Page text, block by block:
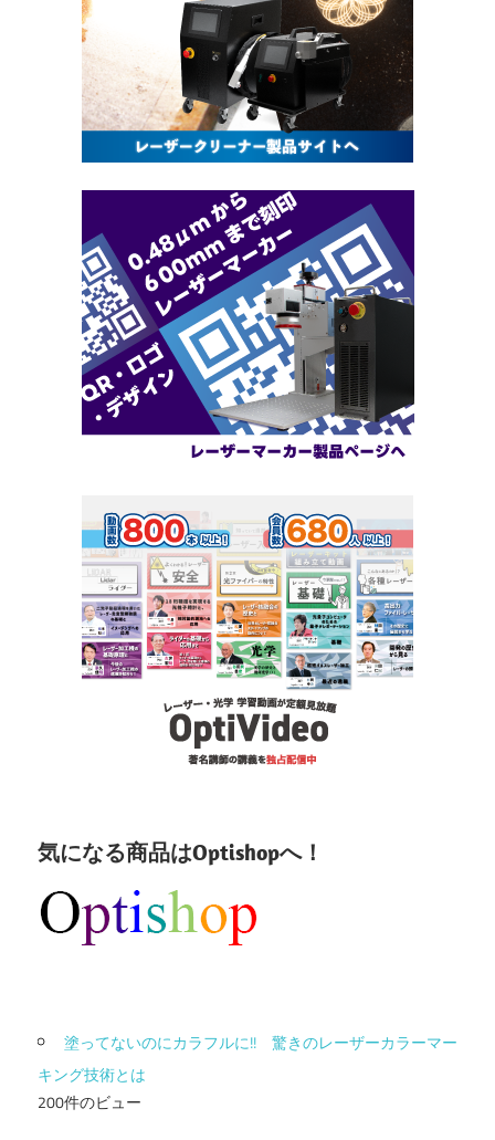
気になる商品はOptishopへ！
塗ってないのにカラフルに!! 驚きのレーザーカラーマー
キング技術とは
200件のビュー